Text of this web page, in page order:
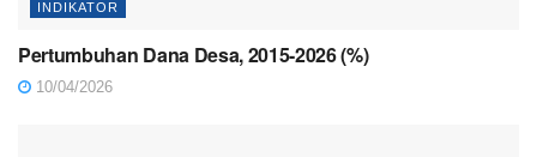
INDIKATOR
Pertumbuhan Dana Desa, 2015-2026 (%)
10/04/2026